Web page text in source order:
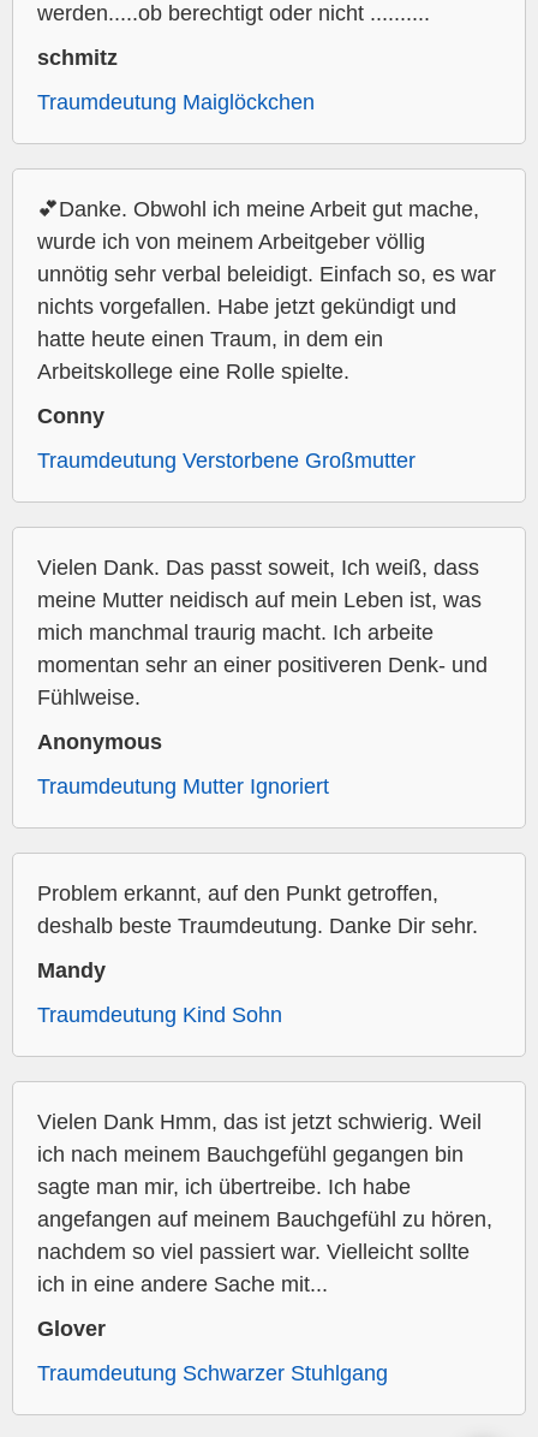
werden.....ob berechtigt oder nicht ..........
schmitz
Traumdeutung Maiglöckchen
💕Danke. Obwohl ich meine Arbeit gut mache,
wurde ich von meinem Arbeitgeber völlig
unnötig sehr verbal beleidigt. Einfach so, es war
nichts vorgefallen. Habe jetzt gekündigt und
hatte heute einen Traum, in dem ein
Arbeitskollege eine Rolle spielte.
Conny
Traumdeutung Verstorbene Großmutter
Vielen Dank. Das passt soweit, Ich weiß, dass
meine Mutter neidisch auf mein Leben ist, was
mich manchmal traurig macht. Ich arbeite
momentan sehr an einer positiveren Denk- und
Fühlweise.
Anonymous
Traumdeutung Mutter Ignoriert
Problem erkannt, auf den Punkt getroffen,
deshalb beste Traumdeutung. Danke Dir sehr.
Mandy
Traumdeutung Kind Sohn
Vielen Dank Hmm, das ist jetzt schwierig. Weil
ich nach meinem Bauchgefühl gegangen bin
sagte man mir, ich übertreibe. Ich habe
angefangen auf meinem Bauchgefühl zu hören,
nachdem so viel passiert war. Vielleicht sollte
ich in eine andere Sache mit...
Glover
Traumdeutung Schwarzer Stuhlgang